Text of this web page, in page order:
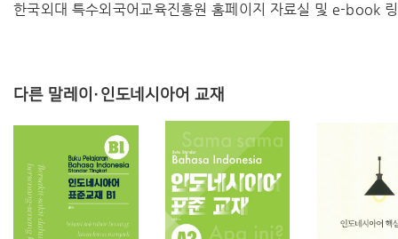
한국외대 특수외국어교육진흥원 홈페이지 자료실 및 e-book
다른 말레이·인도네시아어 교재